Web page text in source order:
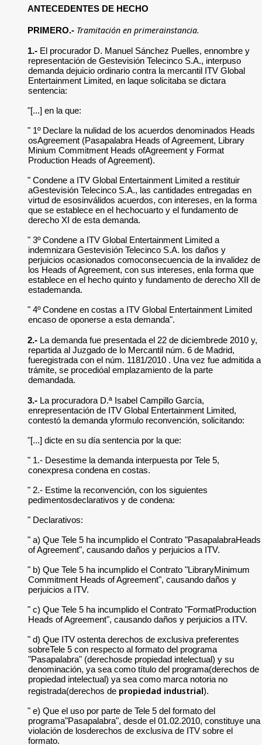
ANTECEDENTES DE HECHO
PRIMERO.- Tramitación en primerainstancia.
1.- El procurador D. Manuel Sánchez Puelles, ennombre y
representación de Gestevisión Telecinco S.A., interpuso
demanda dejuicio ordinario contra la mercantil ITV Global
Entertainment Limited, en laque solicitaba se dictara
sentencia:
"[...] en la que:
" 1º Declare la nulidad de los acuerdos denominados Heads
osAgreement (Pasapalabra Heads of Agreement, Library
Minium Commitment Heads ofAgreement y Format
Production Heads of Agreement).
" Condene a ITV Global Entertainment Limited a restituir
aGestevisión Telecinco S.A., las cantidades entregadas en
virtud de esosinválidos acuerdos, con intereses, en la forma
que se establece en el hechocuarto y el fundamento de
derecho XI de esta demanda.
" 3º Condene a ITV Global Entertainment Limited a
indemnizara Gestevisión Telecinco S.A. los daños y
perjuicios ocasionados comoconsecuencia de la invalidez de
los Heads of Agreement, con sus intereses, enla forma que
establece en el hecho quinto y fundamento de derecho XII de
estademanda.
" 4º Condene en costas a ITV Global Entertainment Limited
encaso de oponerse a esta demanda".
2.- La demanda fue presentada el 22 de diciembrede 2010 y,
repartida al Juzgado de lo Mercantil núm. 6 de Madrid,
fueregistrada con el núm. 1181/2010 . Una vez fue admitida a
trámite, se procedióal emplazamiento de la parte
demandada.
3.- La procuradora D.ª Isabel Campillo García,
enrepresentación de ITV Global Entertainment Limited,
contestó la demanda yformulo reconvención, solicitando:
"[...] dicte en su día sentencia por la que:
" 1.- Desestime la demanda interpuesta por Tele 5,
conexpresa condena en costas.
" 2.- Estime la reconvención, con los siguientes
pedimentosdeclarativos y de condena:
" Declarativos:
" a) Que Tele 5 ha incumplido el Contrato "PasapalabraHeads
of Agreement", causando daños y perjuicios a ITV.
" b) Que Tele 5 ha incumplido el Contrato "LibraryMinimum
Commitment Heads of Agreement", causando daños y
perjuicios a ITV.
" c) Que Tele 5 ha incumplido el Contrato "FormatProduction
Heads of Agreement", causando daños y perjuicios a ITV.
" d) Que ITV ostenta derechos de exclusiva preferentes
sobreTele 5 con respecto al formato del programa
"Pasapalabra" (derechosde propiedad intelectual) y su
denominación, ya sea como título del programa(derechos de
propiedad intelectual) ya sea como marca notoria no
registrada(derechos de propiedad industrial).
" e) Que el uso por parte de Tele 5 del formato del
programa"Pasapalabra", desde el 01.02.2010, constituye una
violación de losderechos de exclusiva de ITV sobre el
formato.